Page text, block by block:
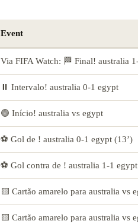
Event
Via FIFA Watch: 🏁 Final! australia
⏸️ Intervalo! australia 0-1 egypt
🟢 Início! australia vs egypt
⚽ Gol de ! australia 0-1 egypt (13’)
⚽ Gol contra de ! australia 1-1
🟨 Cartão amarelo para australia vs
🟨 Cartão amarelo para australia vs